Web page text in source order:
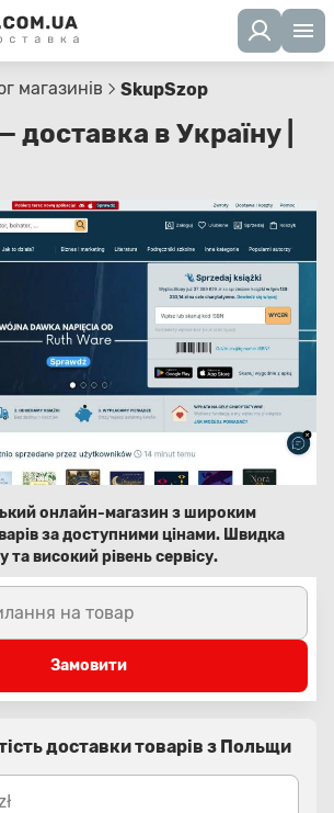
магазинів SkupSzop
доставка в Україну |
онлайн-магазин з широким
за доступними цінами. Швидка
та високий рівень сервісу.
на товар
Замовити
доставки товарів з Польщи